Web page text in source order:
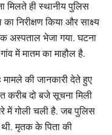
मिलते ही स्थानीय पुलिस
निरीक्षण किया और साक्ष्य
अस्पताल भेजा गया. घटना
में मातम का माहौल है.
मामले की जानकारी देते हुए
करीब दो बजे सूचना मिली
में गोली चली है. जब पुलिस
थी. मृतक के पिता की